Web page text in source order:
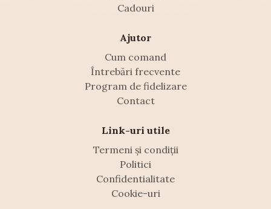
Cadouri
Ajutor
Cum comand
Întrebări frecvente
Program de fidelizare
Contact
Link-uri utile
Termeni și condiții
Politici
Confidentialitate
Cookie-uri